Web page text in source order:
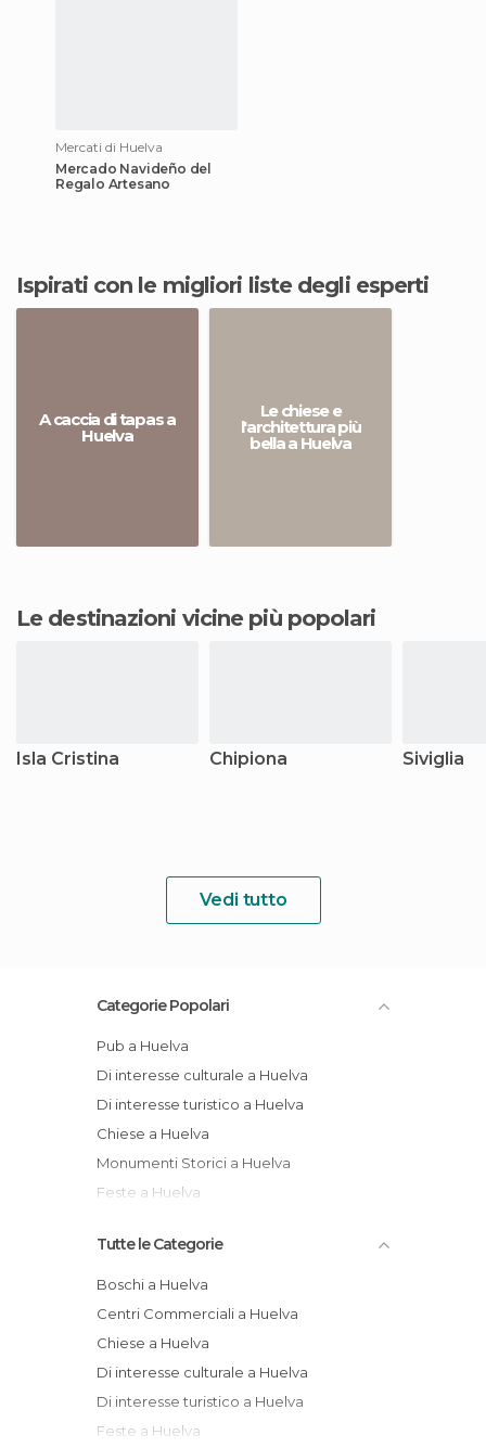
Mercati di Huelva
Mercado Navideño del
Regalo Artesano
Ispirati con le migliori liste degli esperti
A caccia di tapas a
Huelva
Le chiese e
l'architettura più
bella a Huelva
Le destinazioni vicine più popolari
Isla Cristina Chipiona Siviglia
Vedi tutto
Categorie Popolari
Pub a Huelva
Di interesse culturale a Huelva
Di interesse turistico a Huelva
Chiese a Huelva
Monumenti Storici a Huelva
Feste a Huelva
Tutte le Categorie
Boschi a Huelva
Centri Commerciali a Huelva
Chiese a Huelva
Di interesse culturale a Huelva
Di interesse turistico a Huelva
Feste a Huelva